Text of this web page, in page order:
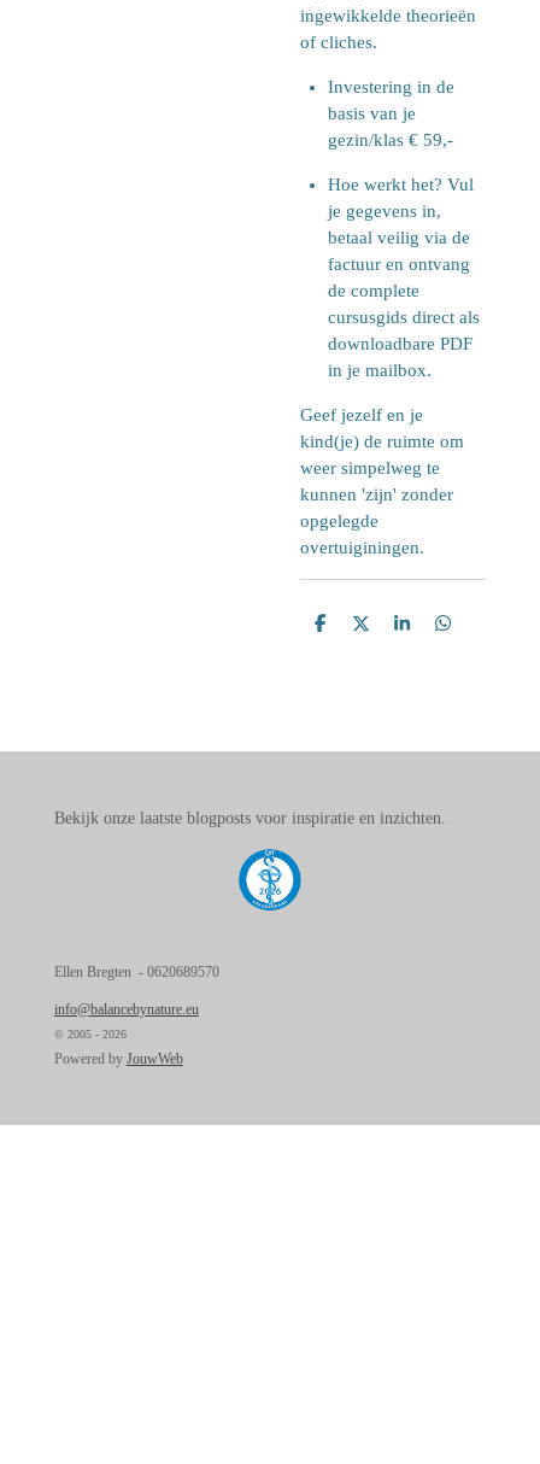
ingewikkelde theorieën
of cliches.
Investering in de
basis van je
gezin/klas € 59,-
Hoe werkt het? Vul
je gegevens in,
betaal veilig via de
factuur en ontvang
de complete
cursusgids direct als
downloadbare PDF
in je mailbox.
Geef jezelf en je
kind(je) de ruimte om
weer simpelweg te
kunnen 'zijn' zonder
opgelegde
overtuiginingen.
D
D
S
D
Bekijk onze laatste blogposts voor inspiratie en inzichten.
Ellen Bregten - 0620689570
info@balancebynature.eu
© 2005 - 2026
Powered by JouwWeb